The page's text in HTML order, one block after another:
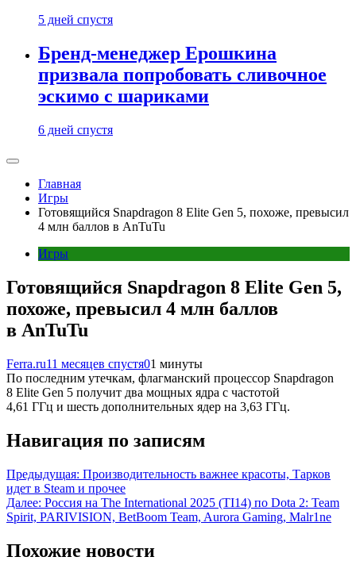
5 дней спустя
Бренд-менеджер Ерошкина
призвала попробовать сливочное
эскимо с шариками
6 дней спустя
Главная
Игры
Готовящийся Snapdragon 8 Elite Gen 5, похоже, превысил
4 млн баллов в AnTuTu
Игры
Готовящийся Snapdragon 8 Elite Gen 5,
похоже, превысил 4 млн баллов
в AnTuTu
Ferra.ru11 месяцев спустя01 минуты
По последним утечкам, флагманский процессор Snapdragon
8 Elite Gen 5 получит два мощных ядра с частотой
4,61 ГГц и шесть дополнительных ядер на 3,63 ГГц.
Навигация по записям
Предыдущая: Производительность важнее красоты, Тарков
идет в Steam и прочее
Далее: Россия на The International 2025 (TI14) по Dota 2: Team
Spirit, PARIVISION, BetBoom Team, Aurora Gaming, Malr1ne
Похожие новости